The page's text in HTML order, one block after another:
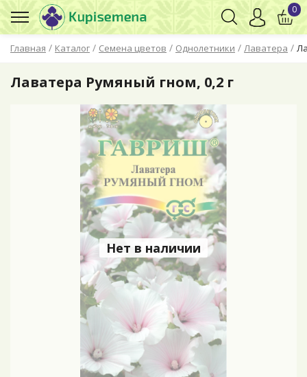
Главная / Каталог / Семена цветов / Однолетники / Лаватера /
0
Лаватера Румяный гном, 0,2 г
Нет в наличии